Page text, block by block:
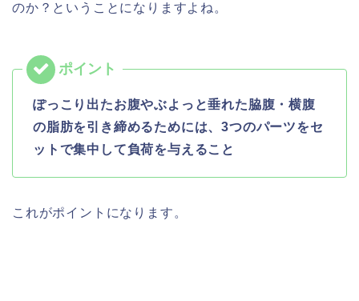
のか？ということになりますよね。
ぽっこり出たお腹やぶよっと垂れた脇腹・横腹
の脂肪を引き締めるためには、3つのパーツをセ
ットで集中して負荷を与えること
これがポイントになります。